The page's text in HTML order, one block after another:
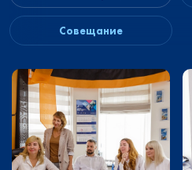
Совещание